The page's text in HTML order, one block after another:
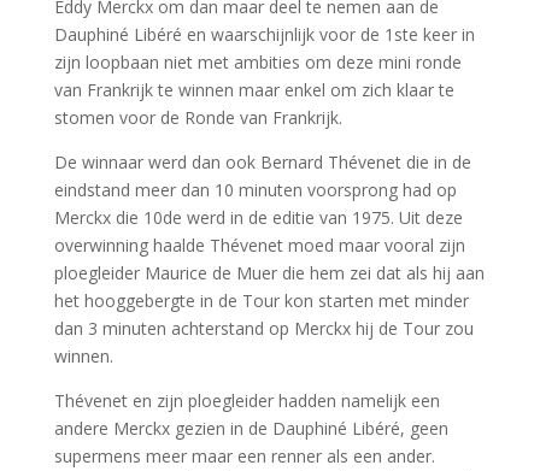
Eddy Merckx om dan maar deel te nemen aan de
Dauphiné Libéré en waarschijnlijk voor de 1ste keer in
zijn loopbaan niet met ambities om deze mini ronde
van Frankrijk te winnen maar enkel om zich klaar te
stomen voor de Ronde van Frankrijk.
De winnaar werd dan ook Bernard Thévenet die in de
eindstand meer dan 10 minuten voorsprong had op
Merckx die 10de werd in de editie van 1975. Uit deze
overwinning haalde Thévenet moed maar vooral zijn
ploegleider Maurice de Muer die hem zei dat als hij aan
het hooggebergte in de Tour kon starten met minder
dan 3 minuten achterstand op Merckx hij de Tour zou
winnen.
Thévenet en zijn ploegleider hadden namelijk een
andere Merckx gezien in de Dauphiné Libéré, geen
supermens meer maar een renner als een ander.